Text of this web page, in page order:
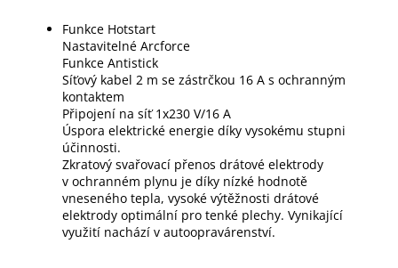
Funkce Hotstart
Nastavitelné Arcforce
Funkce Antistick
Síťový kabel 2 m se zástrčkou 16 A s ochranným
kontaktem
Připojení na síť 1x230 V/16 A
Úspora elektrické energie díky vysokému stupni
účinnosti.
Zkratový svařovací přenos drátové elektrody
v ochranném plynu je díky nízké hodnotě
vneseného tepla, vysoké výtěžnosti drátové
elektrody optimální pro tenké plechy. Vynikající
využití nachází v autoopravárenství.